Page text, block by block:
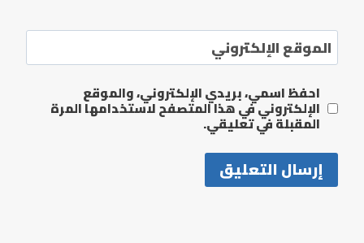
الموقع الإلكتروني
احفظ اسمي، بريدي الإلكتروني، والموقع
الإلكتروني في هذا المتصفح لاستخدامها المرة
المقبلة في تعليقي.